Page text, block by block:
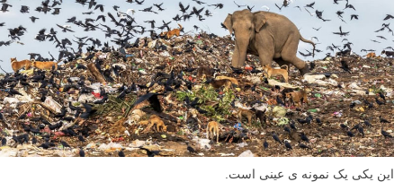
این یکی یک نمونه ی عینی است.